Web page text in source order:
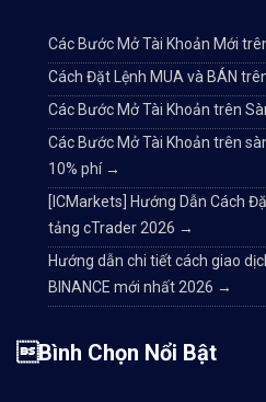
Các Bước Mở Tài Khoản Mới
Cách Đặt Lệnh MUA và BÁN
Các Bước Mở Tài Khoản trên
Các Bước Mở Tài Khoản trên
10% phí →
[ICMarkets] Hướng Dẫn Cách
tảng cTrader 2026 →
Hướng dẫn chi tiết cách giao
BINANCE mới nhất 2026 →
Bình Chọn Nổi Bật